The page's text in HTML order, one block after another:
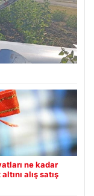
ne kadar
alış satış